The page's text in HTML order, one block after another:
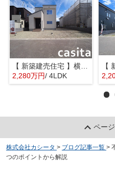
【 新築建売住宅 】横手市八幡字長者町No58 横手北小学校区のオール電化 4LDK
2,280万円/ 4LDK
ペー
株式会社カシータ > ブログ記事一覧 >
つのポイントから解説